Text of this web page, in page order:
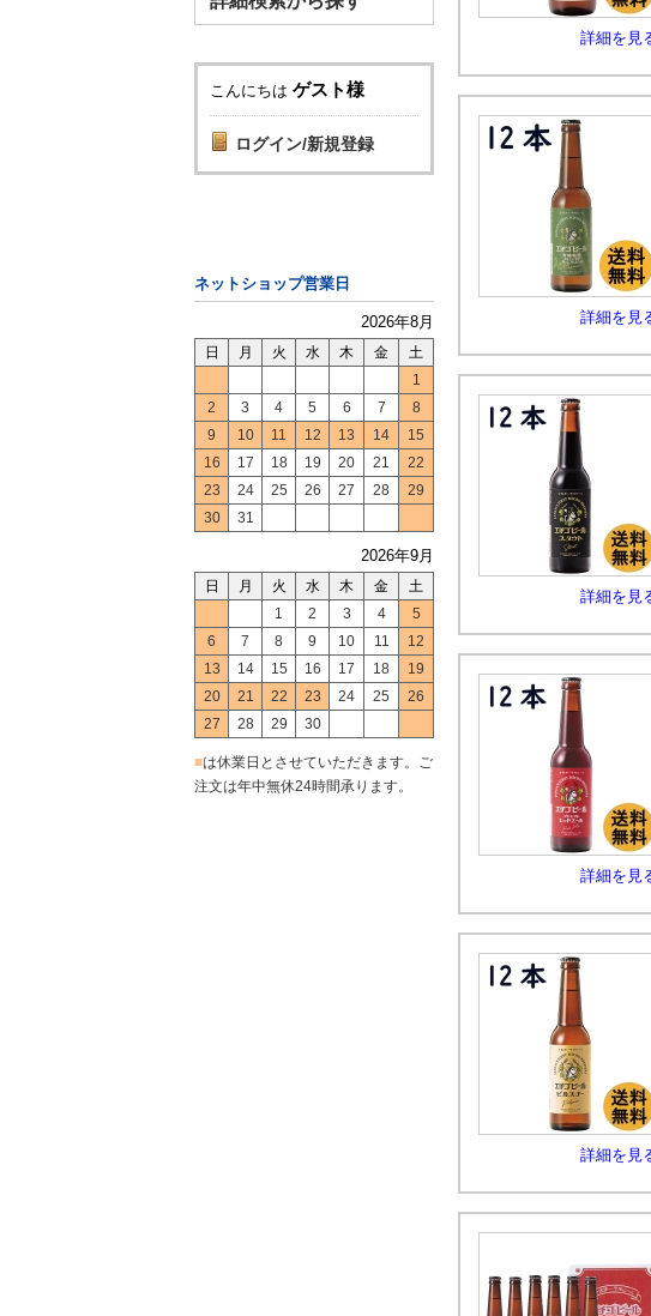
こんにちは ゲスト様
ログイン/新規登録
ネットショップ営業日
2026年8月
日 月 火 水 木 金
土
1
2
3 4 5 6 7
8
9
10 11 12 13 14
15
16
17 18 19 20 21
22
23
24 25 26 27 28
29
30
31
2026年9月
日 月 火 水 木 金
土
1
2 3 4
5
6
7 8 9 10 11
12
13
14 15 16 17 18
19
20
21 22 23 24 25
26
27
28 29 30
■は休業日とさせていただきます。ご
注文は年中無休24時間承ります。
詳細を見
詳細を見
詳細を見
詳細を見
詳細を見